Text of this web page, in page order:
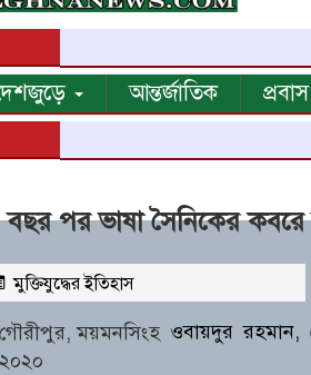
আন্তর্জাতিক
পর ভাষা সৈনিকের কবরে
মুক্তিযুদ্ধের ইতিহাস
ওবায়দুর রহমান,